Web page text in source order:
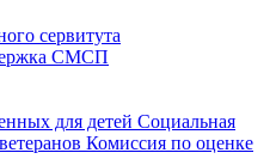
сервитута
СМСП
для детей Социальная
Комиссия по оценке